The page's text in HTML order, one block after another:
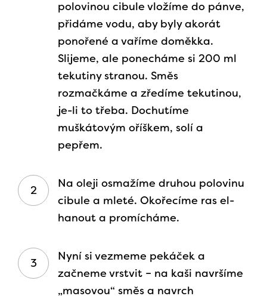
polovinou cibule vložíme do pánve,
přidáme vodu, aby byly akorát
ponořené a vaříme doměkka.
Slijeme, ale ponecháme si 200 ml
tekutiny stranou. Směs
rozmačkáme a zředíme tekutinou,
je-li to třeba. Dochutíme
muškátovým oříškem, solí a
pepřem.
Na oleji osmažíme druhou polovinu
cibule a mleté. Okořecíme ras el-
hanout a promícháme.
Nyní si vezmeme pekáček a
začneme vrstvit – na kaši navršíme
„masovou“ směs a navrch